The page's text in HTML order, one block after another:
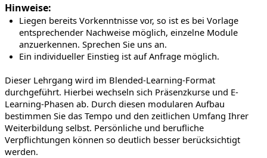
Hinweise:
Liegen bereits Vorkenntnisse vor, so ist es bei Vorlage
entsprechender Nachweise möglich, einzelne Module
anzuerkennen. Sprechen Sie uns an.
Ein individueller Einstieg ist auf Anfrage möglich.
Dieser Lehrgang wird im Blended-Learning-Format
durchgeführt. Hierbei wechseln sich Präsenzkurse und E-
Learning-Phasen ab. Durch diesen modularen Aufbau
bestimmen Sie das Tempo und den zeitlichen Umfang Ihrer
Weiterbildung selbst. Persönliche und berufliche
Verpflichtungen können so deutlich besser berücksichtigt
werden.